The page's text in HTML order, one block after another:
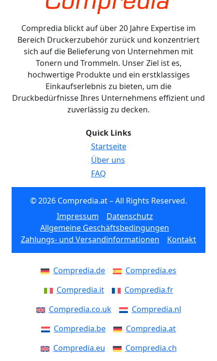
Compredia blickt auf über 20 Jahre Expertise im
Bereich Druckerzubehör zurück und konzentriert
sich auf die Belieferung von Unternehmen mit
Tonern und Trommeln. Unser Ziel ist es,
hochwertige Produkte und ein erstklassiges
Einkaufserlebnis zu bieten, um die
Druckbedürfnisse Ihres Unternehmens effizient und
zuverlässig zu decken.
Quick Links
Startseite
Über uns
FAQ
© 2026 Compredia.at – All Rights Reserved.
Impressum
Datenschutz
Allgemeine Geschäftsbedingungen
Zahlungs- und Versandinformationen
Kontakt
Compredia.de
Compredia.es
Compredia.it
Compredia.fr
Compredia.co.uk
Compredia.nl
Compredia.be
Compredia.at
Compredia.eu
Compredia.ch